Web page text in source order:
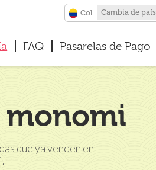
Col Cambia de país
FAQ Pasarelas de Pago
monomi
que ya venden en